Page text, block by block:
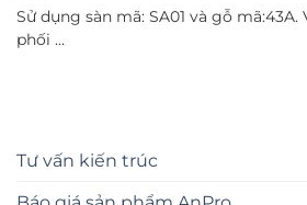
Tư vấn kiến trúc
Sử dụng sàn mã: SA01 và gỗ
phối ...